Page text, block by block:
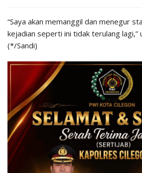
“Saya akan memanggil dan menegur
kejadian seperti ini tidak terulang lagi,”
(*/Sandi)